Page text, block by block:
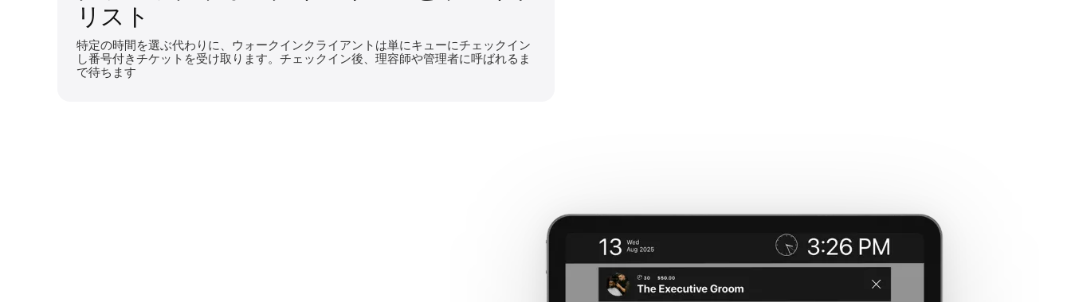
リスト
特定の時間を選ぶ代わりに、ウォークインクライアントは単にキューにチェックイン
し番号付きチケットを受け取ります。チェックイン後、理容師や管理者に呼ばれるま
で待ちます